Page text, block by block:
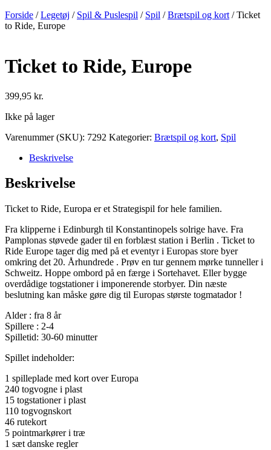
Forside /Legetøj / Spil & Puslespil / Spil /Brætspil og kort / Ticket
to Ride, Europe
Ticket to Ride, Europe
399,95 kr.
Ikke på lager
Varenummer (SKU): 7292 Kategorier: Brætspil og kort, Spil
Beskrivelse
Beskrivelse
Ticket to Ride, Europa er et Strategispil for hele familien.
Fra klipperne i Edinburgh til Konstantinopels solrige have. Fra
Pamplonas støvede gader til en forblæst station i Berlin . Ticket to
Ride Europe tager dig med på et eventyr i Europas store byer
omkring det 20. Århundrede . Prøv en tur gennem mørke tunneller i
Schweitz. Hoppe ombord på en færge i Sortehavet. Eller bygge
overdådige togstationer i imponerende storbyer. Din næste
beslutning kan måske gøre dig til Europas største togmatador !
Alder : fra 8 år
Spillere : 2-4
Spilletid: 30-60 minutter
Spillet indeholder:
1 spilleplade med kort over Europa
240 togvogne i plast
15 togstationer i plast
110 togvognskort
46 rutekort
5 pointmarkører i træ
1 sæt danske regler